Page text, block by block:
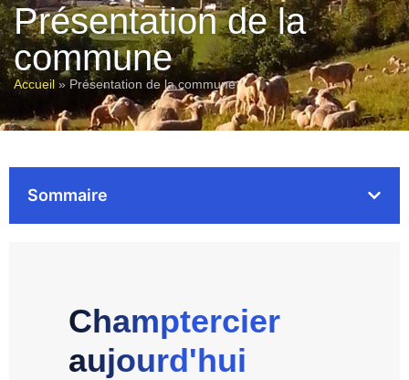
Présentation de la
commune
Accueil » Présentation de la commune
Sommaire
Champtercier
aujourd'hui